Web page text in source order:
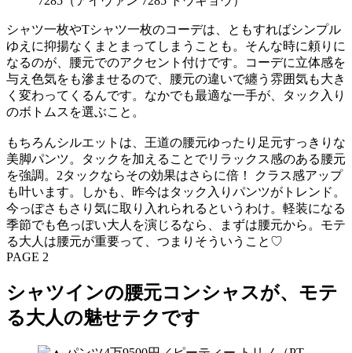
シャツ一枚やTシャツ一枚のコーデは、ともすればシンプル
ゆえに抑揚なくまとまってしまうことも。そんな時に頼りに
なるのが、腰元でのアクセント付けです。コーデに立体感を
与え色気をも滲ませるので、腰元の違いで纏う雰囲気も大き
く変わってくるんです。なかでも最適な一手が、タック入り
のボトムスを選ぶこと。
もちろんシルエットは、王道の腰元ゆったり足元すっきりな
美脚パンツ。タックを加えることでリラックス感のある腰元
を強調。2タックならその効果はさらに倍！ クラス感アップ
も叶います。しかも、昨今はタック入りパンツがトレンド。
今っぽさもさり気に取り入れられるというわけ。軽装になる
季節でも色っぽい大人を演じるなら、まずは腰元から。モテ
る大人は腰元が重要って、つまりそういうこと♡
PAGE 2
シャツインの腰元コンシャスが、モテ
る大人の魅せテクです